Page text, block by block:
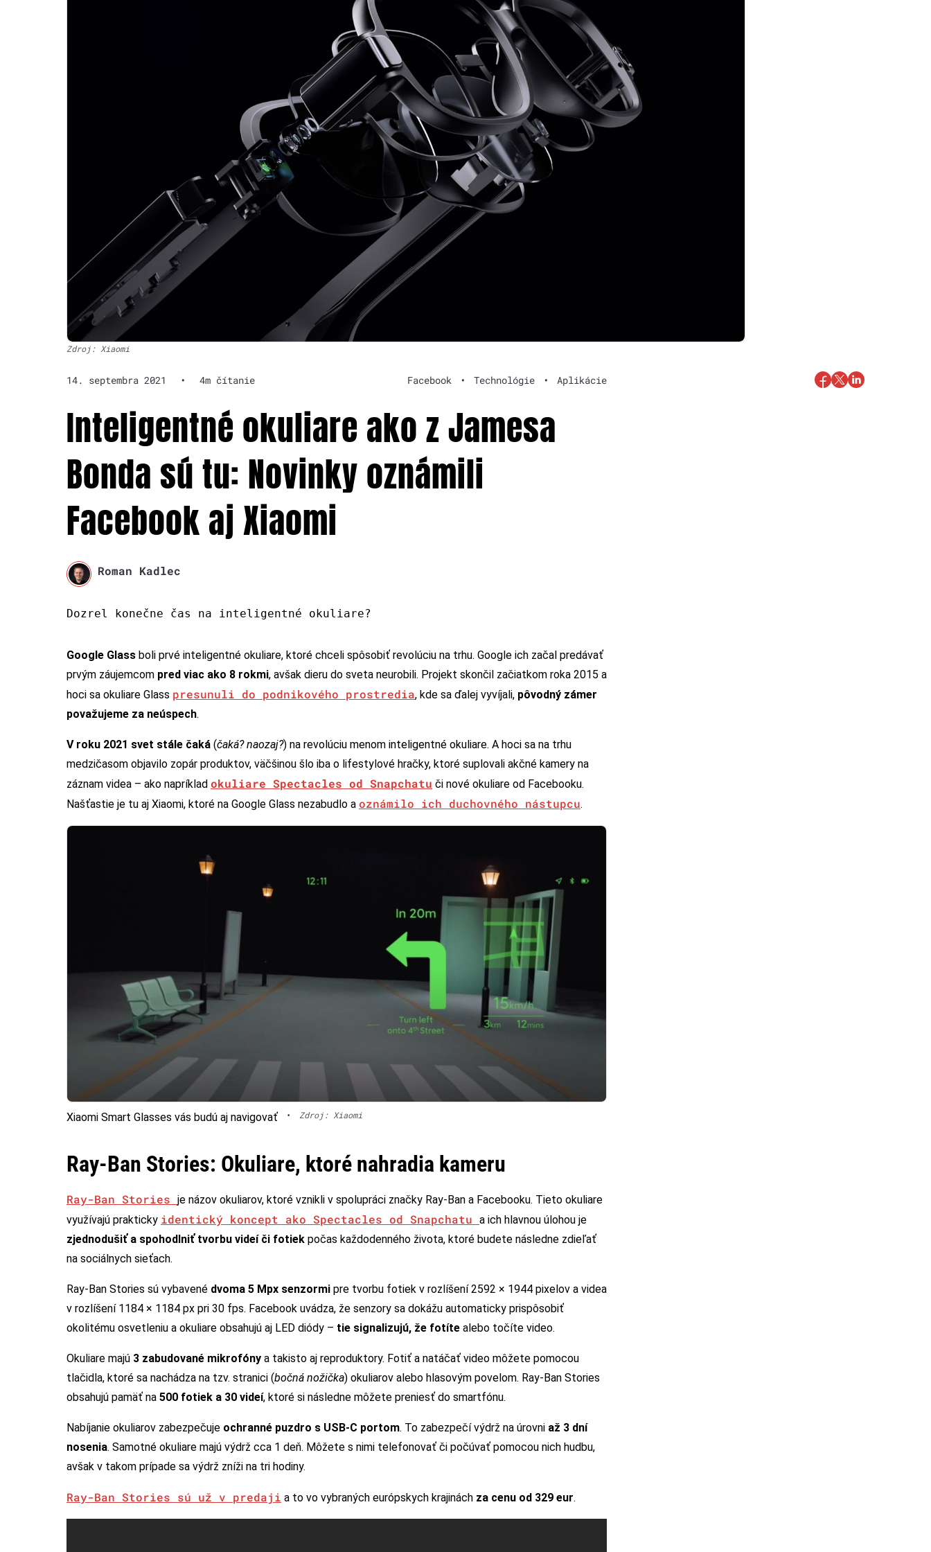
Zdroj: Xiaomi
14. septembra 2021 • 4m čítanie Facebook • Technológie • Aplikácie
Inteligentné okuliare ako z Jamesa
Bonda sú tu: Novinky oznámili
Facebook aj Xiaomi
Roman Kadlec
Dozrel konečne čas na inteligentné okuliare?
Google Glass boli prvé inteligentné okuliare, ktoré chceli spôsobiť revolúciu na trhu. Google ich začal predávať
prvým záujemcom pred viac ako 8 rokmi, avšak dieru do sveta neurobili. Projekt skončil začiatkom roka 2015 a
hoci sa okuliare Glass presunuli do podnikového prostredia, kde sa ďalej vyvíjali, pôvodný zámer
považujeme za neúspech.
V roku 2021 svet stále čaká (čaká? naozaj?) na revolúciu menom inteligentné okuliare. A hoci sa na trhu
medzičasom objavilo zopár produktov, väčšinou šlo iba o lifestylové hračky, ktoré suplovali akčné kamery na
záznam videa – ako napríklad okuliare Spectacles od Snapchatu či nové okuliare od Facebooku.
Našťastie je tu aj Xiaomi, ktoré na Google Glass nezabudlo a oznámilo ich duchovného nástupcu.
Xiaomi Smart Glasses vás budú aj navigovať • Zdroj: Xiaomi
Ray-Ban Stories: Okuliare, ktoré nahradia kameru
Ray-Ban Stories je názov okuliarov, ktoré vznikli v spolupráci značky Ray-Ban a Facebooku. Tieto okuliare
využívajú prakticky identický koncept ako Spectacles od Snapchatu a ich hlavnou úlohou je
zjednodušiť a spohodlniť tvorbu videí či fotiek počas každodenného života, ktoré budete následne zdieľať
na sociálnych sieťach.
Ray-Ban Stories sú vybavené dvoma 5 Mpx senzormi pre tvorbu fotiek v rozlíšení 2592 × 1944 pixelov a videa
v rozlíšení 1184 × 1184 px pri 30 fps. Facebook uvádza, že senzory sa dokážu automaticky prispôsobiť
okolitému osvetleniu a okuliare obsahujú aj LED diódy – tie signalizujú, že fotíte alebo točíte video.
Okuliare majú 3 zabudované mikrofóny a takisto aj reproduktory. Fotiť a natáčať video môžete pomocou
tlačidla, ktoré sa nachádza na tzv. stranici (bočná nožička) okuliarov alebo hlasovým povelom. Ray-Ban Stories
obsahujú pamäť na 500 fotiek a 30 videí, ktoré si následne môžete preniesť do smartfónu.
Nabíjanie okuliarov zabezpečuje ochranné puzdro s USB-C portom. To zabezpečí výdrž na úrovni až 3 dní
nosenia. Samotné okuliare majú výdrž cca 1 deň. Môžete s nimi telefonovať či počúvať pomocou nich hudbu,
avšak v takom prípade sa výdrž zníži na tri hodiny.
Ray-Ban Stories sú už v predaji a to vo vybraných európskych krajinách za cenu od 329 eur.